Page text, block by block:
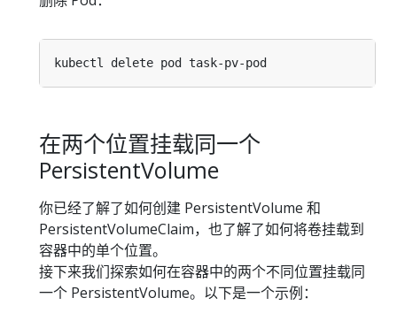
在两个位置挂载同一个
PersistentVolume
你已经了解了如何创建 PersistentVolume 和
PersistentVolumeClaim，也了解了如何将卷挂载到
容器中的单个位置。
接下来我们探索如何在容器中的两个不同位置挂载同
一个 PersistentVolume。以下是一个示例：